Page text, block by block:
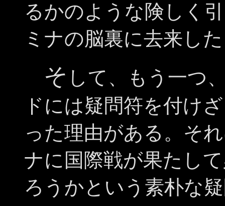
るかのような険しく
ミナの脳裏に去来し
そ して、もう一つ
ドには疑問符を付け
った理由がある。そ
ナに国際戦が果たし
ろうかという素朴な